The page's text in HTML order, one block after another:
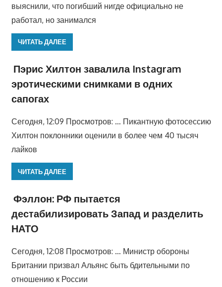
выяснили, что погибший нигде официально не
работал, но занимался
ЧИТАТЬ ДАЛЕЕ
Пэрис Хилтон завалила Instagram
эротическими снимками в одних
сапогах
Сегодня, 12:09 Просмотров: … Пикантную фотосессию
Хилтон поклонники оценили в более чем 40 тысяч
лайков
ЧИТАТЬ ДАЛЕЕ
Фэллон: РФ пытается
дестабилизировать Запад и разделить
НАТО
Сегодня, 12:08 Просмотров: … Министр обороны
Британии призвал Альянс быть бдительными по
отношению к России